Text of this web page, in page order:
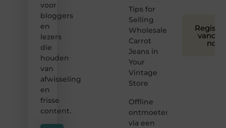
voor
bloggers
en
lezers
die
houden
van
afwisseling
en
frisse
content.
Tips for
Selling
Wholesale
Carrot
Jeans in
Your
Vintage
Store
Offline
ontmoeten
via een
nog